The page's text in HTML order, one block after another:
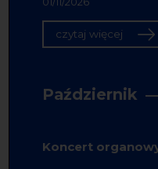
czytaj więcej
Październik
Koncert